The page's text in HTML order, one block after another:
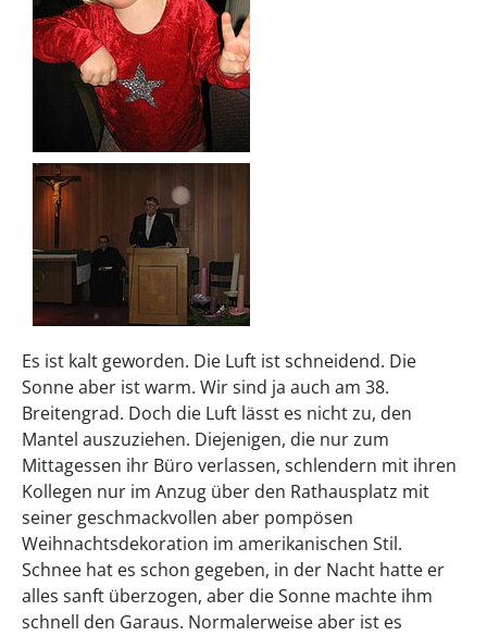
Es ist kalt geworden. Die Luft ist schneidend. Die
Sonne aber ist warm. Wir sind ja auch am 38.
Breitengrad. Doch die Luft lässt es nicht zu, den
Mantel auszuziehen. Diejenigen, die nur zum
Mittagessen ihr Büro verlassen, schlendern mit ihren
Kollegen nur im Anzug über den Rathausplatz mit
seiner geschmackvollen aber pompösen
Weihnachtsdekoration im amerikanischen Stil.
Schnee hat es schon gegeben, in der Nacht hatte er
alles sanft überzogen, aber die Sonne machte ihm
schnell den Garaus. Normalerweise aber ist es